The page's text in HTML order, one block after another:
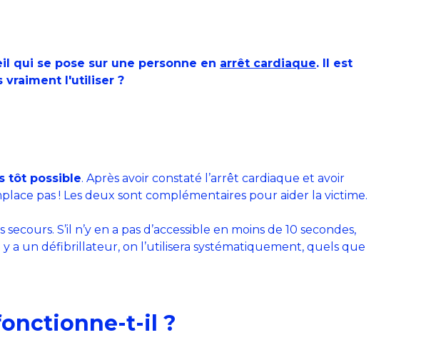
qui se pose sur une personne en arrêt cardiaque. Il est
vraiment l'utiliser ?
tôt possible. Après avoir constaté l’arrêt cardiaque et avoir
pas ! Les deux sont complémentaires pour aider la victime.
S’il n’y en a pas d’accessible en moins de 10 secondes,
a un défibrillateur, on l’utilisera systématiquement, quels que
t-il ?